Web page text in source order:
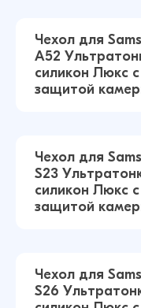
Чехол для
Люкс с защитой
Чехол для
силикон Люкс с
Чехол для
A52
силикон Люкс с
защитой
Чехол для
S23
силикон Люкс с
защитой
Чехол для
S26